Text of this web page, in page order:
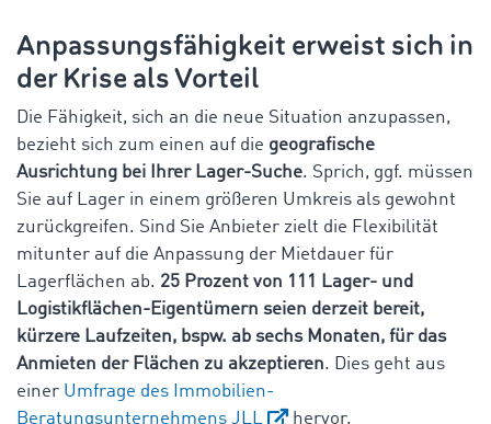
Anpassungsfähigkeit erweist sich in
der Krise als Vorteil
Die Fähigkeit, sich an die neue Situation anzupassen,
bezieht sich zum einen auf die geografische
Ausrichtung bei Ihrer Lager-Suche. Sprich, ggf. müssen
Sie auf Lager in einem größeren Umkreis als gewohnt
zurückgreifen. Sind Sie Anbieter zielt die Flexibilität
mitunter auf die Anpassung der Mietdauer für
Lagerflächen ab. 25 Prozent von 111 Lager- und
Logistikflächen-Eigentümern seien derzeit bereit,
kürzere Laufzeiten, bspw. ab sechs Monaten, für das
Anmieten der Flächen zu akzeptieren. Dies geht aus
einer Umfrage des Immobilien-
Beratungsunternehmens JLL
hervor.